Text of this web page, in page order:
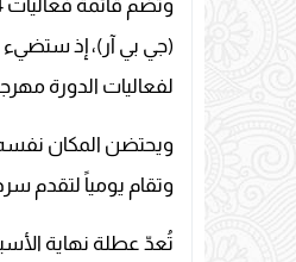
(جي بي آر)، إذ ستضيء
لفعاليات الدورة
ويحتضن المكان
وتقام يومياً لتقدم سرداً
تُعدّ عطلة نهاية